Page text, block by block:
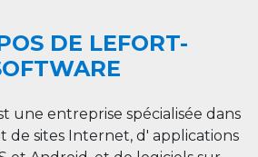
DE LEFORT-
une entreprise spécialisée dans
de sites Internet, d' applications